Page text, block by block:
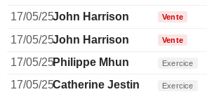
17/05/25John Harrison Vente
17/05/25John Harrison Vente
17/05/25Philippe Mhun Exercice
17/05/25Catherine Jestin Exercice